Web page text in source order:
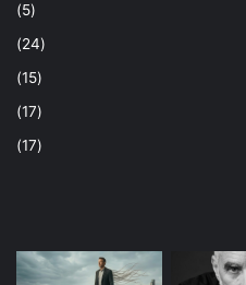
(5)
(24)
(15)
(17)
(17)